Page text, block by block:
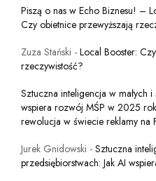
Piszą o nas w Echo Biznesu! –
Czy obietnice przewyższają
Zuza Stański - Local Booster:
rzeczywistość?
Sztuczna inteligencja w małych
wspiera rozwój MŚP w 2025
rewolucja w świecie reklamy na
Jurek Gnidowski - Sztuczna
przedsiębiorstwach: Jak AI